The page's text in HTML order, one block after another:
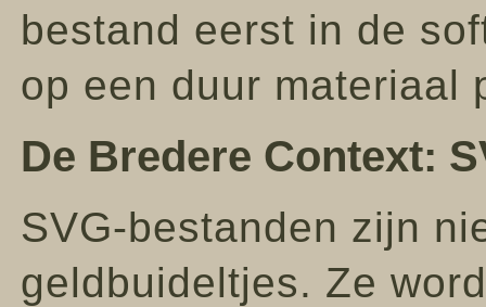
bestand eerst in de
op een duur materiaal
De Bredere Context:
SVG-bestanden zijn
geldbuideltjes. Ze